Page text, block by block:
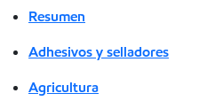
Resumen
Adhesivos y selladores
Agricultura